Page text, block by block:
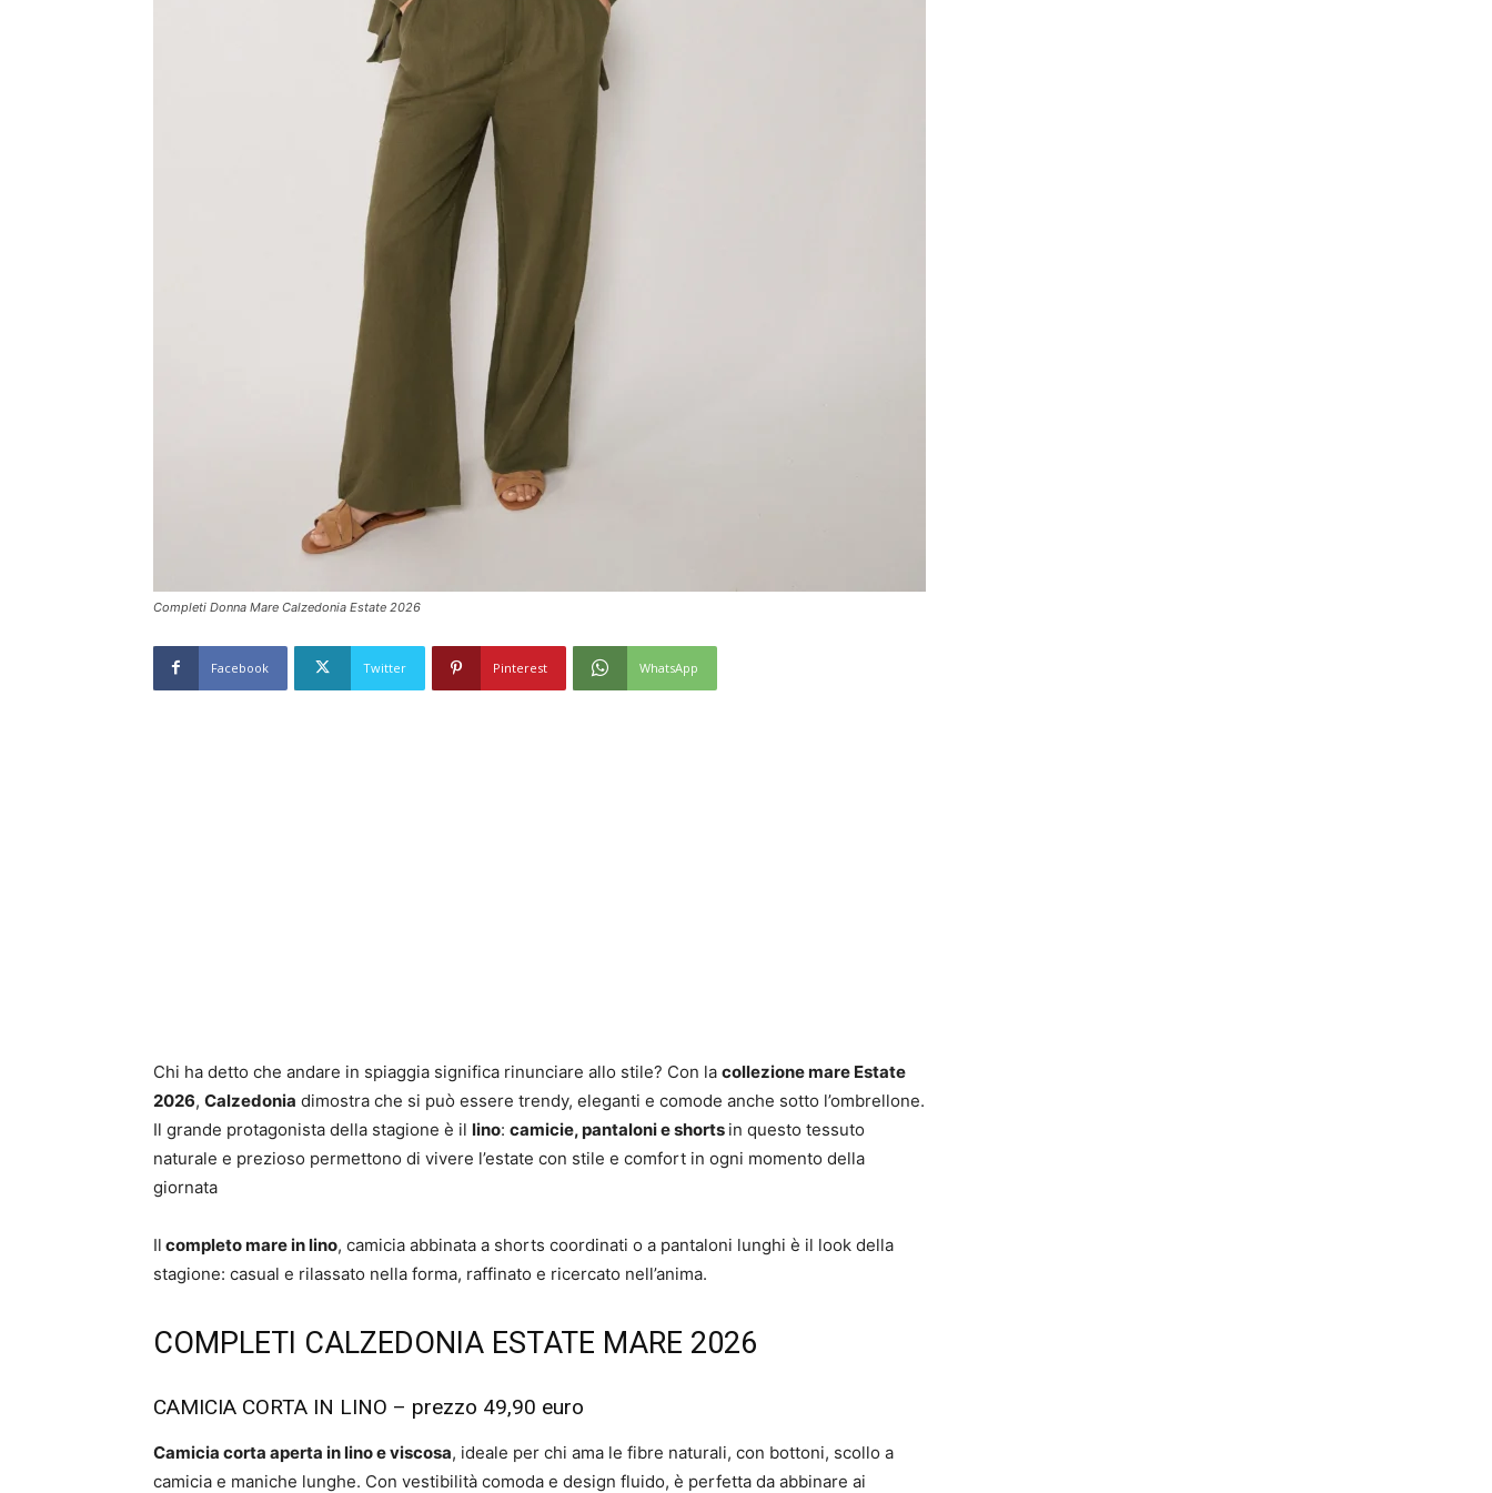
Completi Donna Mare Calzedonia Estate 2026
Facebook Twitter Pinterest WhatsApp
Chi ha detto che andare in spiaggia significa rinunciare allo stile? Con la collezione mare Estate
2026, Calzedonia dimostra che si può essere trendy, eleganti e comode anche sotto l’ombrellone.
Il grande protagonista della stagione è il lino: camicie, pantaloni e shorts in questo tessuto
naturale e prezioso permettono di vivere l’estate con stile e comfort in ogni momento della
giornata
Il completo mare in lino, camicia abbinata a shorts coordinati o a pantaloni lunghi è il look della
stagione: casual e rilassato nella forma, raffinato e ricercato nell’anima.
COMPLETI CALZEDONIA ESTATE MARE 2026
CAMICIA CORTA IN LINO – prezzo 49,90 euro
Camicia corta aperta in lino e viscosa, ideale per chi ama le fibre naturali, con bottoni, scollo a
camicia e maniche lunghe. Con vestibilità comoda e design fluido, è perfetta da abbinare ai